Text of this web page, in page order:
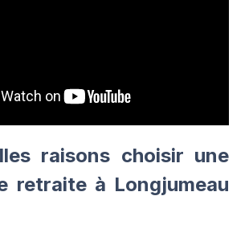
raisons choisir une
retraite à Longjumeau